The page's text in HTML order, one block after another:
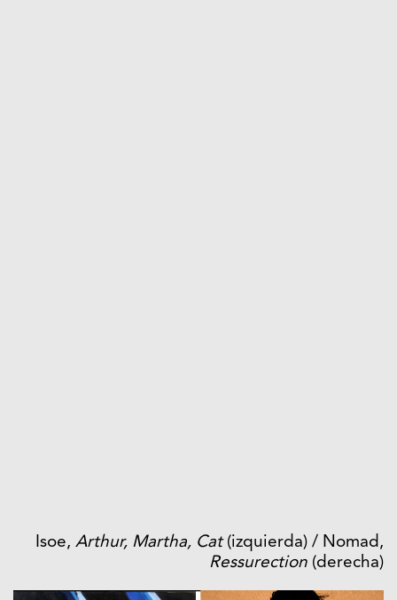
Isoe, Arthur, Martha, Cat(izquierda) / Nomad,
Ressurection (derecha)